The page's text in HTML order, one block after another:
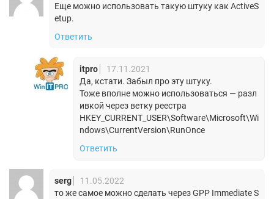
Еще можно использовать такую штуку как ActiveS
etup.
Ответить
itpro
17.11.2021
Да, кстати. Забыл про эту штуку.
Тоже вполне можно использоваться — разл
ивкой через ветку реестра
HKEY_CURRENT_USER\Software\Microsoft\Wi
ndows\CurrentVersion\RunOnce
Ответить
serg
11.05.2022
то же самое можно сделать через GPP Immediate S